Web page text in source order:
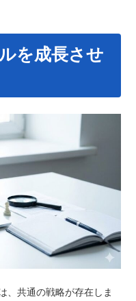
を成長させ
、共通の戦略が存在しま